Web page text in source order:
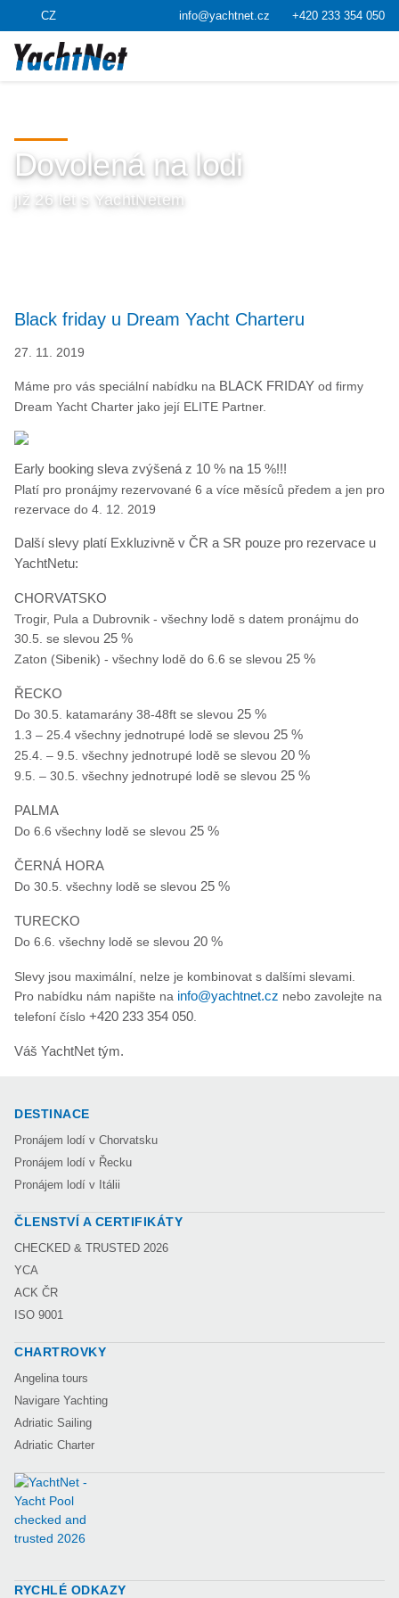
CZ info@yachtnet.cz +420 233 354 050
Dovolená na lodi
již 26 let s YachtNetem
Black friday u Dream Yacht Charteru
27. 11. 2019
Máme pro vás speciální nabídku na BLACK FRIDAY od firmy
Dream Yacht Charter jako její ELITE Partner.
Early booking sleva zvýšená z 10 % na 15 %!!!
Platí pro pronájmy rezervované 6 a více měsíců předem a jen pro
rezervace do 4. 12. 2019
Další slevy platí Exkluzivně v ČR a SR pouze pro rezervace u
YachtNetu:
CHORVATSKO
Trogir, Pula a Dubrovnik - všechny lodě s datem pronájmu do
30.5. se slevou 25 %
Zaton (Sibenik) - všechny lodě do 6.6 se slevou 25 %
ŘECKO
Do 30.5. katamarány 38-48ft se slevou 25 %
1.3 – 25.4 všechny jednotrupé lodě se slevou 25 %
25.4. – 9.5. všechny jednotrupé lodě se slevou 20 %
9.5. – 30.5. všechny jednotrupé lodě se slevou 25 %
PALMA
Do 6.6 všechny lodě se slevou 25 %
ČERNÁ HORA
Do 30.5. všechny lodě se slevou 25 %
TURECKO
Do 6.6. všechny lodě se slevou 20 %
Slevy jsou maximální, nelze je kombinovat s dalšími slevami.
Pro nabídku nám napište na info@yachtnet.cz nebo zavolejte na
telefoní číslo +420 233 354 050
Váš YachtNet tým.
DESTINACE
Pronájem lodí v Chorvatsku
Pronájem lodí v Řecku
Pronájem lodí v Itálii
ČLENSTVÍ A CERTIFIKÁTY
CHECKED & TRUSTED 2026
YCA
ACK ČR
ISO 9001
CHARTROVKY
Angelina tours
Navigare Yachting
Adriatic Sailing
Adriatic Charter
RYCHLÉ ODKAZY